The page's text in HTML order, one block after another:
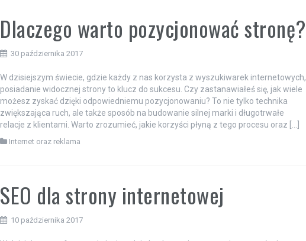
Dlaczego warto pozycjonować stronę?
30 października 2017
W dzisiejszym świecie, gdzie każdy z nas korzysta z wyszukiwarek internetowych,
posiadanie widocznej strony to klucz do sukcesu. Czy zastanawiałeś się, jak wiele
możesz zyskać dzięki odpowiedniemu pozycjonowaniu? To nie tylko technika
zwiększająca ruch, ale także sposób na budowanie silnej marki i długotrwałe
relacje z klientami. Warto zrozumieć, jakie korzyści płyną z tego procesu oraz […]
Internet oraz reklama
SEO dla strony internetowej
10 października 2017